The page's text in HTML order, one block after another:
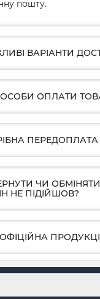
пошту.
ВАРІАНТИ
ОПЛАТИ
ПЕРЕДОПЛАТА
ЧИ
НЕ ПІДІЙШОВ?